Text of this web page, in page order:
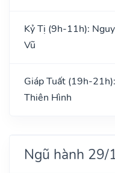
Kỷ Tị (9h-11h):
Vũ
Giáp Tuất (19h-21h):
Thiên Hình
Ngũ hành